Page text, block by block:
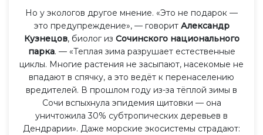
Но у экологов другое мнение. «Это не подарок —
это предупреждение», — говорит Александр
Кузнецов, биолог из Сочинского национального
парка. — «Теплая зима разрушает естественные
циклы. Многие растения не засыпают, насекомые не
впадают в спячку, а это ведёт к перенаселению
вредителей. В прошлом году из-за тёплой зимы в
Сочи вспыхнула эпидемия щитовки — она
уничтожила 30% субтропических деревьев в
Дендрарии». Даже морские экосистемы страдают: